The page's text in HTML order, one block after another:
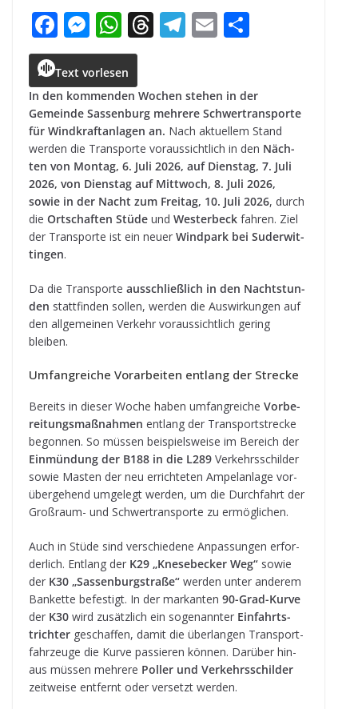
F
a
c
e
b
o
o
k
M
e
ss
e
n
g
e
r
W
h
a
ts
A
p
p
T
e
a
d
s
T
g
r
a
m
E
l n
Text vorlesen
In den kom­men­den Wochen ste­hen in der
Gemeinde Sas­sen­burg meh­rere Schwer­trans­porte
für Wind­kraft­an­la­gen an. Nach aktu­el­lem Stand
wer­den die Trans­porte vor­aus­sicht­lich in den Näch­
ten von Mon­tag, 6. Juli 2026, auf Diens­tag, 7. Juli
2026, von Diens­tag auf Mitt­woch, 8. Juli 2026,
sowie in der Nacht zum Frei­tag, 10. Juli 2026, durch
die Ort­schaf­ten Stüde und Wes­ter­beck fah­ren. Ziel
der Trans­porte ist ein neuer Wind­park bei Suder­wit­
tin­gen.
Da die Trans­porte aus­schließ­lich in den Nacht­stun­
den statt­fin­den sol­len, wer­den die Aus­wir­kun­gen auf
den all­ge­mei­nen Ver­kehr vor­aus­sicht­lich gering
bleiben.
Umfang­rei­che Vor­ar­bei­ten ent­lang der Strecke
Bereits in die­ser Woche haben umfang­rei­che Vor­be­
rei­tungs­maß­nah­men ent­lang der Trans­port­stre­cke
begon­nen. So müs­sen bei­spiels­weise im Bereich der
Ein­mün­dung der B188 in die L289 Ver­kehrs­schil­der
sowie Mas­ten der neu errich­te­ten Ampel­an­lage vor­
über­ge­hend umge­legt wer­den, um die Durch­fahrt der
Groß­raum- und Schwer­trans­porte zu ermöglichen.
Auch in Stüde sind ver­schie­dene Anpas­sun­gen erfor­
der­lich. Ent­lang der K29 „Kne­se­be­cker Weg“ sowie
der K30 „Sas­sen­burg­straße“ wer­den unter ande­rem
Ban­kette befes­tigt. In der mar­kan­ten 90-Grad-Kurve
der K30 wird zusätz­lich ein soge­nann­ter Ein­fahrt­s­
trich­ter geschaf­fen, damit die über­lan­gen Trans­port­
fahr­zeuge die Kurve pas­sie­ren kön­nen. Dar­über hin­
aus müs­sen meh­rere Pol­ler und Ver­kehrs­schil­der
zeit­weise ent­fernt oder ver­setzt werden.